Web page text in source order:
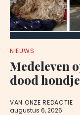
NIEUWS
Medeleven
dood hondje
VAN ONZE REDACTIE
augustus 6, 2026